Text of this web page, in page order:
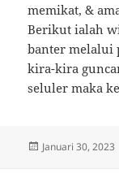
memikat, &
Berikut ialah
banter melalui
kira-kira
seluler maka
Diposkan
Januari 30, 2023